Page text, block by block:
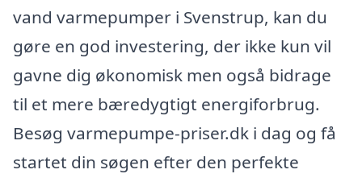
vand varmepumper i Svenstrup, kan du
gøre en god investering, der ikke kun vil
gavne dig økonomisk men også bidrage
til et mere bæredygtigt energiforbrug.
Besøg varmepumpe-priser.dk i dag og få
startet din søgen efter den perfekte